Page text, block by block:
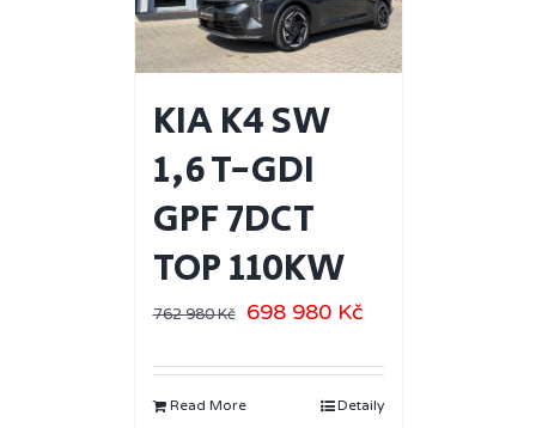
KIA K4 SW
1,6 T-GDI
GPF 7DCT
TOP 110KW
762 980Kč 698 980 Kč
Read More Detaily